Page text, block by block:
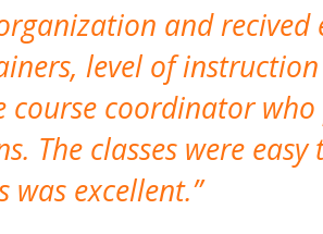
and recived
level of
coordinator
The classes were easy
was excellent.